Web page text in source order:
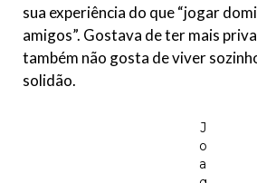
sua experiência do que “jogar
amigos”. Gostava de ter mais
também não gosta de viver
solidão.
J
o
a